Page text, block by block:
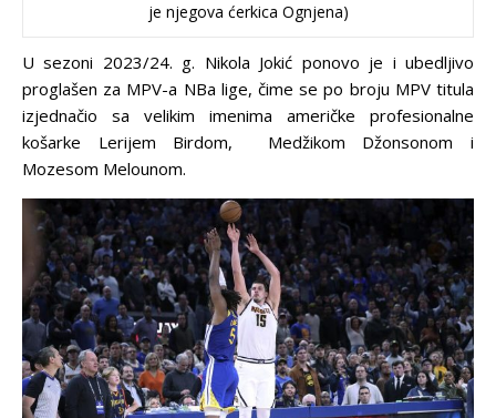
je njegova ćerkica Ognjena)
U sezoni 2023/24. g. Nikola Jokić ponovo je i ubedljivo
proglašen za MPV-a NBa lige, čime se po broju MPV titula
izjednačio sa velikim imenima američke profesionalne
košarke Lerijem Birdom, Medžikom Džonsonom i
Mozesom Melounom.